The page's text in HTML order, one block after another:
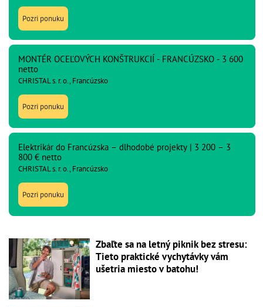
Pozri ponuku
MONTÉR OCEĽOVÝCH KONŠTRUKCIÍ - FRANCÚZSKO - 3 600
netto
CHRISTAL s. r. o., Francúzsko
Pozri ponuku
Elektrikár do Francúzska – dlhodobé projekty | 3 200 – 3
800 € netto
CHRISTAL s. r. o., Francúzsko
Pozri ponuku
Zbaľte sa na letný piknik bez stresu:
Tieto praktické vychytávky vám
ušetria miesto v batohu!